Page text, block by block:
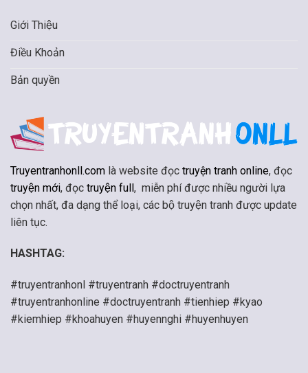
Giới Thiệu
Điều Khoản
Bản quyền
Truyentranhonll.com là website đọc truyện tranh online, đọc
truyện mới, đọc truyện full, miễn phí được nhiều người lựa
chọn nhất, đa dạng thể loại, các bộ truyện tranh được update
liên tục.
HASHTAG:
#truyentranhonl #truyentranh #doctruyentranh
#truyentranhonline #doctruyentranh #tienhiep #kyao
#kiemhiep #khoahuyen #huyennghi #huyenhuyen